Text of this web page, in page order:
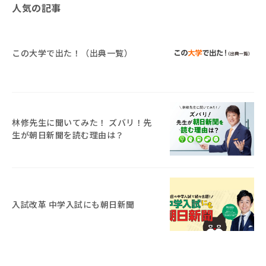
人気の記事
この大学で出た！（出典一覧）
林修先生に聞いてみた！ ズバリ！先
生が朝日新聞を読む理由は？
入試改革 中学入試にも朝日新聞